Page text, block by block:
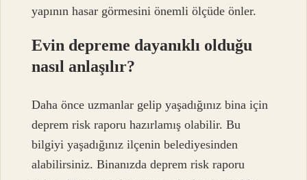
yapının hasar görmesini önemli ölçüde önler.
Evin depreme dayanıklı olduğu
nasıl anlaşılır?
Daha önce uzmanlar gelip yaşadığınız bina için
deprem risk raporu hazırlamış olabilir. Bu
bilgiyi yaşadığınız ilçenin belediyesinden
alabilirsiniz. Binanızda deprem risk raporu